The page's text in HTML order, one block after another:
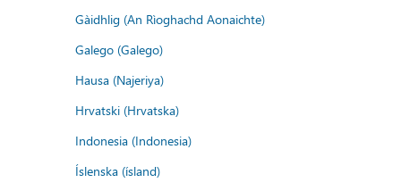
Gàidhlig (An Rìoghachd Aonaichte)
Galego (Galego)
Hausa (Najeriya)
Hrvatski (Hrvatska)
Indonesia (Indonesia)
Íslenska (ísland)